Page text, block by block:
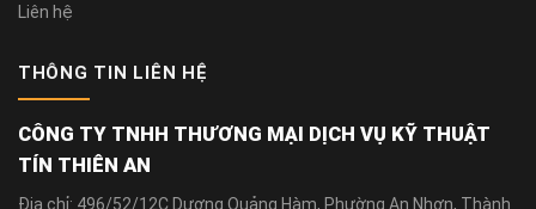
Liên hệ
THÔNG TIN LIÊN HỆ
CÔNG TY TNHH THƯƠNG MẠI DỊCH VỤ KỸ THUẬT
TÍN THIÊN AN
Địa chỉ: 496/52/12C Dương Quảng Hàm, Phường An Nhơn, Thành